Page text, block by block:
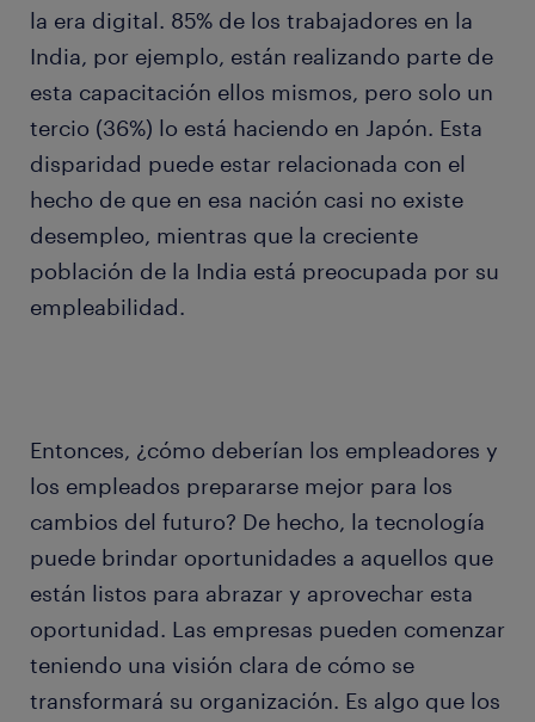
la era digital. 85% de los trabajadores en la
India, por ejemplo, están realizando parte de
esta capacitación ellos mismos, pero solo un
tercio (36%) lo está haciendo en Japón. Esta
disparidad puede estar relacionada con el
hecho de que en esa nación casi no existe
desempleo, mientras que la creciente
población de la India está preocupada por su
empleabilidad.
Entonces, ¿cómo deberían los empleadores y
los empleados prepararse mejor para los
cambios del futuro? De hecho, la tecnología
puede brindar oportunidades a aquellos que
están listos para abrazar y aprovechar esta
oportunidad. Las empresas pueden comenzar
teniendo una visión clara de cómo se
transformará su organización. Es algo que los